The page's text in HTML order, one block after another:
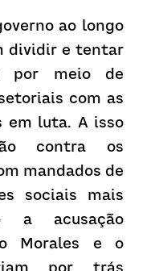
ao longo
dividir e tentar
por meio de
com as
em luta. A isso
contra os
mandados de
sociais mais
a acusação
Morales e o
por trás